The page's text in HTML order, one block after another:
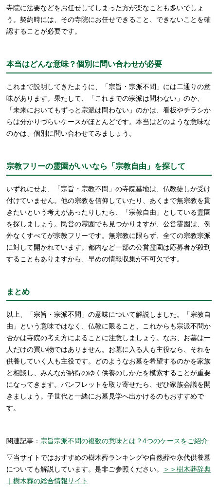
寺院に法要などをお任せしてしまった方が楽なことも多いでしょ
う。契約時には、その寺院にお任せできること、できないことを確
認することが必要です。
本当はどんな意味？個別に問い合わせが必要
これまで説明してきたように、「宗旨・宗派不問」には二通りの意
味があります。果たして、「これまでの宗派は問わない」のか、
「未来においてもずっと宗派は問わない」のかは、看板やチラシか
らは分かりづらいケースがほとんどです。本当はどのような意味な
のかは、個別に問い合わせてみましょう。
宗教フリーの霊園がいいなら「宗教自由」を探して
いずれにせよ、「宗旨・宗教不問」の寺院墓地は、仏教徒しか受け
付けていません。他の宗教を信仰していたり、あくまで無宗教を貫
きたいという考えがあったりしたら、「宗教自由」としている霊園
を探しましょう。民営の霊園でも見つかりますが、公営霊園は、例
外なくすべてが宗教フリーです。無宗教に限らず、全ての宗教宗派
に対して開かれています。都内など一部の公営霊園は応募者が殺到
することもありますから、早めの情報収集が不可欠です。
まとめ
以上、「宗旨・宗派不問」の意味について解説しました。「宗教自
由」という意味ではなく、仏教に限ること、これからも宗派不問か
否かは寺院の考え方によることに注意しましょう。なお、お墓は一
人だけの買い物ではありません。お墓に入る人も主役なら、それを
供養していく人も主役です。どのようなお墓を希望するのかを家族
と相談し、みんなが納得のゆく供養のしかたを模索することが重要
になってきます。パンフレットを取り寄せたら、ぜひ家族会議を開
きましょう。子世代と一緒にお墓見学へ出かけるのもおすすめで
す。
関連記事：宗旨宗派不問の複数の意味とは？4つのケースをご紹介
▽当サイトではおすすめの樹木葬ランキングや自然葬や永代供養墓
についても解説しています。是非ご参照ください。
＞＞樹木葬辞典
｜樹木葬の総合情報サイト